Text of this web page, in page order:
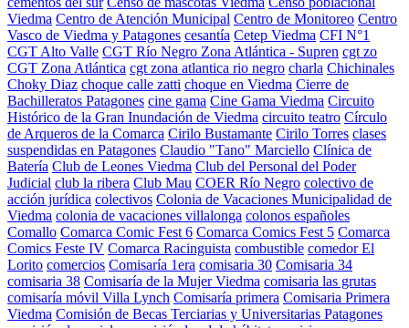
Viedma Centro de Atención Municipal Centro de Monitoreo Centro
Vasco de Viedma y Patagones cesantía Cetep Viedma CFI N°1
CGT Alto Valle CGT Río Negro Zona Atlántica - Supren cgt zo
CGT Zona Atlántica cgt zona atlantica rio negro charla Chichinales
Choky Diaz choque calle zatti choque en Viedma Cierre de
Bachilleratos Patagones cine gama Cine Gama Viedma Circuito
Histórico de la Gran Inundación de Viedma circuito teatro Círculo
de Arqueros de la Comarca Cirilo Bustamante Cirilo Torres clases
suspendidas en Patagones Claudio "Tano" Marciello Clínica de
Batería Club de Leones Viedma Club del Personal del Poder
Judicial club la ribera Club Mau COER Río Negro colectivo de
acción jurídica colectivos Colonia de Vacaciones Municipalidad de
Viedma colonia de vacaciones villalonga colonos españoles
Comallo Comarca Comic Fest 6 Comarca Comics Fest 5 Comarca
Comics Feste IV Comarca Racinguista combustible comedor El
Lorito comercios Comisaría 1era comisaria 30 Comisaria 34
comisaria 38 Comisaría de la Mujer Viedma comisaria las grutas
comisaría móvil Villa Lynch Comisaría primera Comisaria Primera
Viedma Comisión de Becas Terciarias y Universitarias Patagones